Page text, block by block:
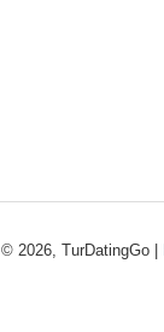
© 2026, TurDatingGo |